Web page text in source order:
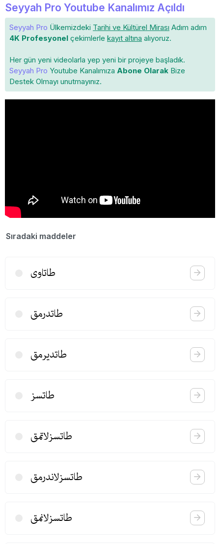
Seyyah Pro Youtube Kanalımız Açıldı
Seyyah Pro Ülkemizdeki Tarihi ve Kültürel Mirası Adım adım
4K Profesyonel çekimlerle kayıt altına alıyoruz.
Her gün yeni videolarla yep yeni bir projeye başladık.
Seyyah Pro Youtube Kanalımıza Abone Olarak Bize
Destek Olmayı unutmayınız.
Sıradaki maddeler
طاتاوی
طاتدرمق
طاتدیرمق
طاتسز
طاتسزلاتمق
طاتسزلاندرمق
طاتسزلانمق